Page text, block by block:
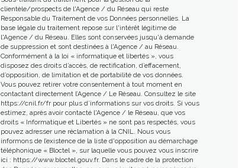
clientèle/prospects de l'Agence / du Réseau qui reste
Responsable du Traitement de vos Données personnelles. La
base légale du traitement repose sur l'intérêt légitime de
l'Agence / du Réseau. Elles sont conservées jusqu'à demande
de suppression et sont destinées à l'Agence / au Réseau.
Conformément à la loi « informatique et libertés », vous
disposez des droits d’accès, de rectification, d’effacement,
d’opposition, de limitation et de portabilité de vos données.
Vous pouvez retirer votre consentement à tout moment en
contactant directement l’Agence / Le Réseau. Consultez le site
https://cnil.fr/frpour plus d’informations sur vos droits. Si vous
estimez, après avoir contacté l'Agence / le Réseau, que vos
droits « Informatique et Libertés » ne sont pas respectés, vous
pouvez adresser une réclamation à la CNIL. Nous vous
informons de l’existence de la liste d'opposition au démarchage
téléphonique « Bloctel », sur laquelle vous pouvez vous inscrire
ici : https://www.bloctel.gouv.fr. Dans le cadre de la protection